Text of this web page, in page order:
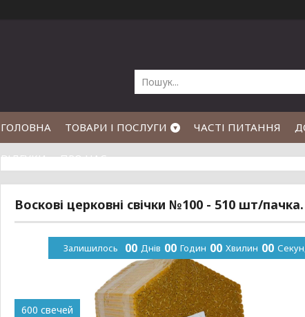
ГОЛОВНА ТОВАРИ І ПОСЛУГИ ЧАСТІ ПИТАННЯ
ВІДГУКИ ПРО НАС
Воскові церковні свічки №100 - 510 шт/пачка.
600 свечей
Залишилось 00 Днів 00 Годин 00 Хвилин 00